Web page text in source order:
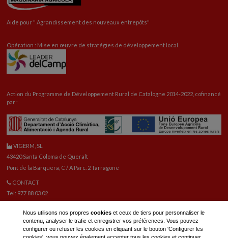
Aide pour " Agrandissement des nouveaux entrepôts"
Opération : Mise en œuvre de stratégies de développement local
Action du Programme de Développement Rural de Catalogne 2014-2022, cofinancé
par :
VIGERM, SL
43420 Santa Coloma de Queralt
Pont de la Barquera, C / A Parc. 2 Tarragone
CONTACT
Tel: 977 88 03 02
PIÈCES DE RECHANGE
Tel: 977 88 06 42
Nous utilisons nos propres cookieset ceux de tiers pour personnaliser le
contenu, analyser le trafic et enregistrer vos préférences. Vous pouvez
configurer ou refuser les cookies en cliquant sur le bouton 'Configurer les